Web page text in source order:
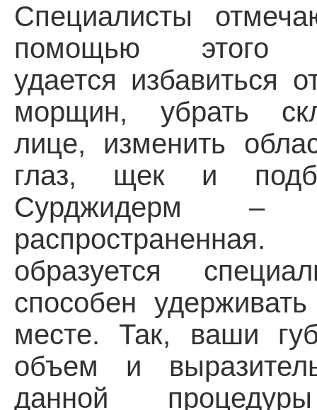
Специалисты
помощью этого
удается избавиться
морщин, убрать
лице, изменить
глаз, щек и
Сурджидерм –
образуется
способен
месте. Так, ваши
объем и
данной